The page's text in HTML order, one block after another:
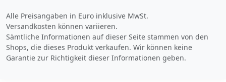
Alle Preisangaben in Euro inklusive MwSt.
Versandkosten können variieren.
Sämtliche Informationen auf dieser Seite stammen von den
Shops, die dieses Produkt verkaufen. Wir können keine
Garantie zur Richtigkeit dieser Informationen geben.